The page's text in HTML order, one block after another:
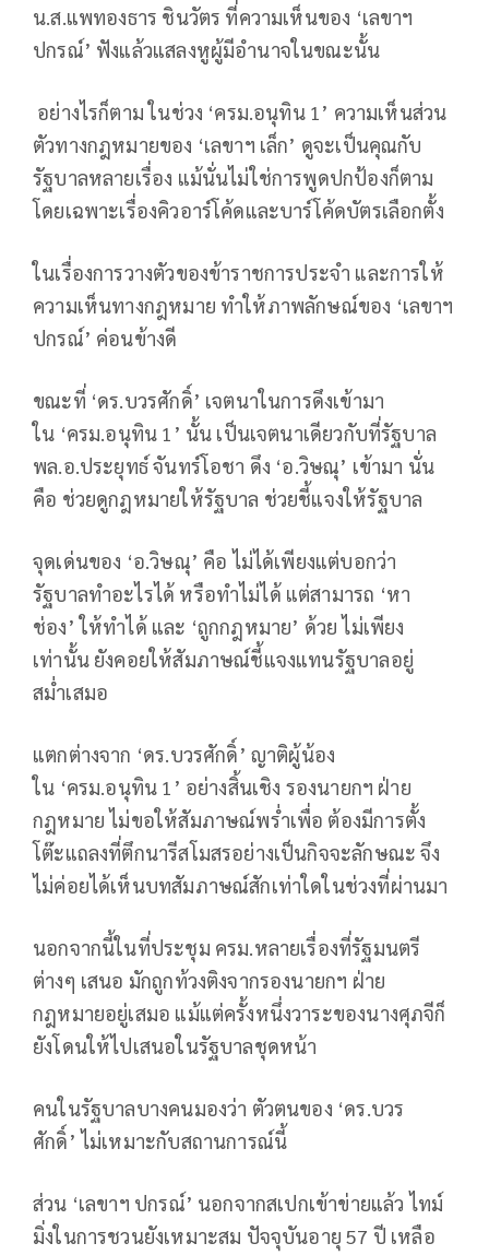
น.ส.แพทองธาร ชินวัตร ที่ความเห็นของ ‘เลขาฯ
ปกรณ์’ ฟังแล้วแสลงหูผู้มีอำนาจในขณะนั้น
อย่างไรก็ตาม ในช่วง ‘ครม.อนุทิน 1’ ความเห็นส่วน
ตัวทางกฎหมายของ ‘เลขาฯ เล็ก’ ดูจะเป็นคุณกับ
รัฐบาลหลายเรื่อง แม้นั่นไม่ใช่การพูดปกป้องก็ตาม
โดยเฉพาะเรื่องคิวอาร์โค้ดและบาร์โค้ดบัตรเลือกตั้ง
ในเรื่องการวางตัวของข้าราชการประจำ และการให้
ความเห็นทางกฎหมาย ทำให้ภาพลักษณ์ของ ‘เลขาฯ
ปกรณ์’ ค่อนข้างดี
ขณะที่ ‘ดร.บวรศักดิ์’ เจตนาในการดึงเข้ามา
ใน ‘ครม.อนุทิน 1’ นั้น เป็นเจตนาเดียวกับที่รัฐบาล
พล.อ.ประยุทธ์ จันทร์โอชา ดึง ‘อ.วิษณุ’ เข้ามา นั่น
คือ ช่วยดูกฎหมายให้รัฐบาล ช่วยชี้แจงให้รัฐบาล
จุดเด่นของ ‘อ.วิษณุ’ คือ ไม่ได้เพียงแต่บอกว่า
รัฐบาลทำอะไรได้ หรือทำไม่ได้ แต่สามารถ ‘หา
ช่อง’ ให้ทำได้ และ ‘ถูกกฎหมาย’ ด้วย ไม่เพียง
เท่านั้น ยังคอยให้สัมภาษณ์ชี้แจงแทนรัฐบาลอยู่
สม่ำเสมอ
แตกต่างจาก ‘ดร.บวรศักดิ์’ ญาติผู้น้อง
ใน ‘ครม.อนุทิน 1’ อย่างสิ้นเชิง รองนายกฯ ฝ่าย
กฎหมาย ไม่ขอให้สัมภาษณ์พร่ำเพื่อ ต้องมีการตั้ง
โต๊ะแถลงที่ตึกนารีสโมสรอย่างเป็นกิจจะลักษณะ จึง
ไม่ค่อยได้เห็นบทสัมภาษณ์สักเท่าใดในช่วงที่ผ่านมา
นอกจากนี้ในที่ประชุม ครม.หลายเรื่องที่รัฐมนตรี
ต่างๆ เสนอ มักถูกท้วงติงจากรองนายกฯ ฝ่าย
กฎหมายอยู่เสมอ แม้แต่ครั้งหนึ่งวาระของนางศุภจีก็
ยังโดนให้ไปเสนอในรัฐบาลชุดหน้า
คนในรัฐบาลบางคนมองว่า ตัวตนของ ‘ดร.บวร
ศักดิ์’ ไม่เหมาะกับสถานการณ์นี้
ส่วน ‘เลขาฯ ปกรณ์’ นอกจากสเปกเข้าข่ายแล้ว ไทม์
มิ่งในการชวนยังเหมาะสม ปัจจุบันอายุ 57 ปี เหลือ